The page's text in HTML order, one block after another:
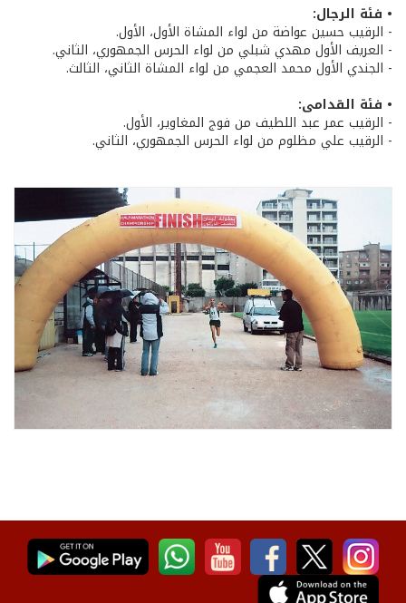
• فئة الرجال:
- الرقيب حسين عواضة من لواء المشاة الأول، الأول.
- العريف الأول مهدي شبلي من لواء الحرس الجمهوري، الثاني.
- الجندي الأول محمد العجمي من لواء المشاة الثاني، الثالث.
• فئة القدامى:
- الرقيب عمر عبد اللطيف من فوج المغاوير، الأول.
- الرقيب علي مظلوم من لواء الحرس الجمهوري، الثاني.